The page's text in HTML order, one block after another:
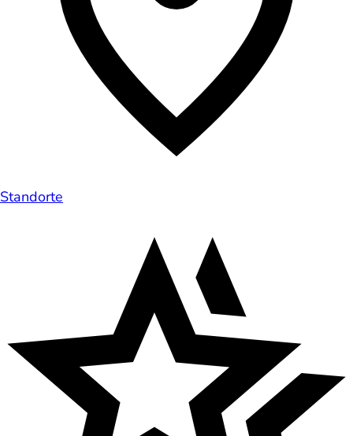
Standorte